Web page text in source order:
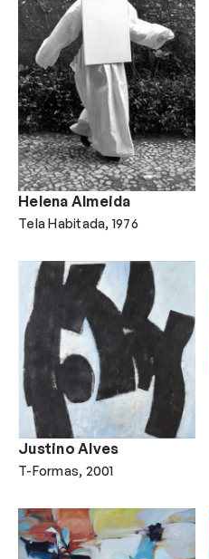
Tela Habitada 1976
Helena Almeida
T-Formas 2001
Justino Alves